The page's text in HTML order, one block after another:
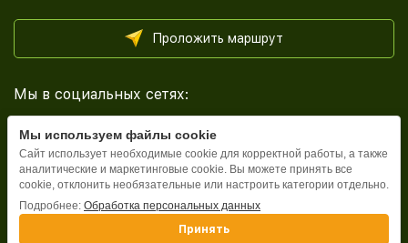
Проложить маршрут
Мы в социальных сетях:
Каталог
Мы используем файлы cookie
Сайт использует необходимые cookie для корректной работы, а также
аналитические и маркетинговые cookie. Вы можете принять все
cookie, отклонить необязательные или настроить категории отдельно.
Подробнее: Обработка персональных данных
Принять